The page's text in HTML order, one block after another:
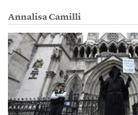
Annalisa Camilli